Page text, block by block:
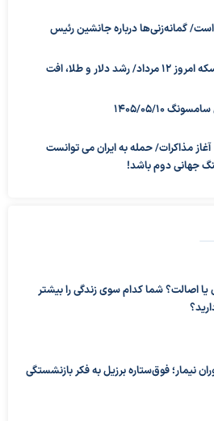
گمانه‌زنی‌ها درباره جانشین رئیس
قیمت دلار،قیمت طلا و سکه امروز ۱۲ مرداد/ رشد دلار و طلا، افت
1405/05/10
مذاکرات/ حمله به ایران می توانست
جهانی دوم باشد!
یا اصالت؟ شما کدام سوی زندگی را بیشتر
نیمار؛ فوق‌ستاره برزیل به فکر بازنشستگی